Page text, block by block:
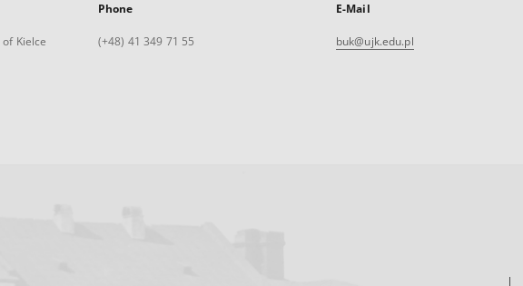
Kielce
Phone
(+48) 41 349 71 55
E-Mail
buk@ujk.edu.pl